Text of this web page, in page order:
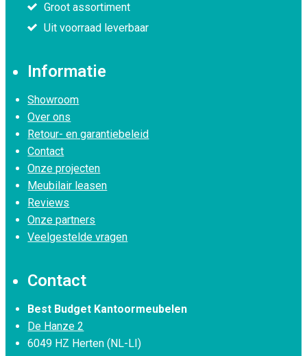
Groot assortiment
Uit voorraad leverbaar
Informatie
Showroom
Over ons
Retour- en garantiebeleid
Contact
Onze projecten
Meubilair leasen
Reviews
Onze partners
Veelgestelde vragen
Contact
Best Budget Kantoormeubelen
De Hanze 2
6049 HZ Herten (NL-LI)